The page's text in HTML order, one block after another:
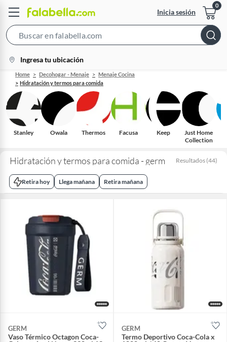
Inicia sesión
Bar
location-
icon
Ingresa tu ubicación
Home Decohogar - Menaje
Menaje Cocina
Hidratación y termos para comida
Stanley Owala Thermos Facusa Keep
Just Home
Collection
Hidratación y termos para comida - germ Resultados (44)
Retira hoy Llega mañana Retira mañana
GERM
Vaso Térmico Octagon Coca-
GERM
Termo Deportivo Coca-Cola x